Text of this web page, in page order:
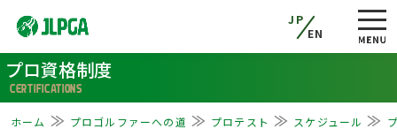
JP
EN
プロ資格制度
CERTIFICATIONS
ホーム プロゴルファーへの道 プロテスト スケジュール